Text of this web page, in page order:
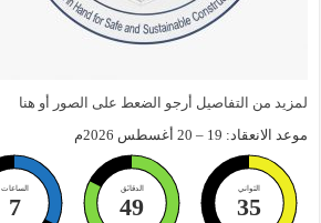
لمزيد من التفاصيل أرجو الضعط على الصور أو هنا
موعد الانعقاد: 19 – 20 أغسطس 2026م
الساعات
7
الدقائق
49
الثواني
34